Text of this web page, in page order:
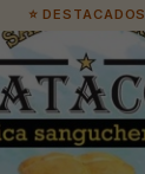
⭐ DESTACADOS